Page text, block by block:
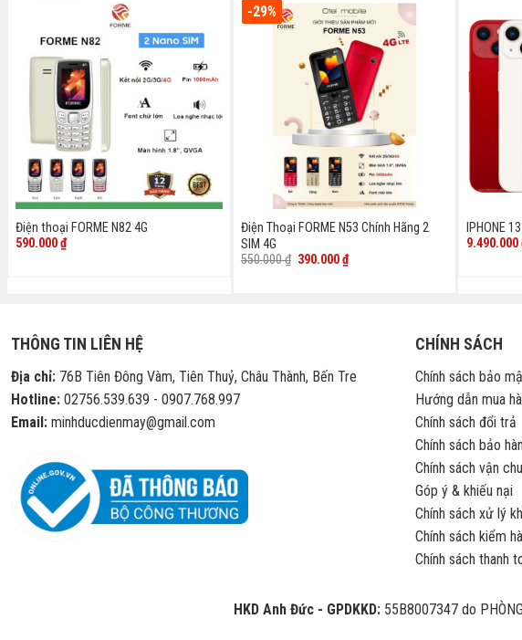
Điện thoại FORME N82 4G
590.000₫
-29%
Điện Thoại FORME N53 Chính Hãng 2
SIM 4G
550.000₫ Giá
390.000₫Giá
hiện
IPHONE
9.490.000
THÔNG TIN LIÊN HỆ
Địa chỉ: 76B Tiên Đông Vàm, Tiên Thuỷ, Châu Thành, Bến Tre
Hotline: 02756.539.639 - 0907.768.997
Email: minhducdienmay@gmail.com
CHÍNH SÁCH
Chính sách bảo
Hướng dẫn mua
Chính sách đổi trả
Chính sách bảo
Chính sách vận
Góp ý & khiếu nại
Chính sách xử lý
Chính sách kiểm
Chính sách thanh
HKD Anh Đức - GPDKKD:55B8007347 do